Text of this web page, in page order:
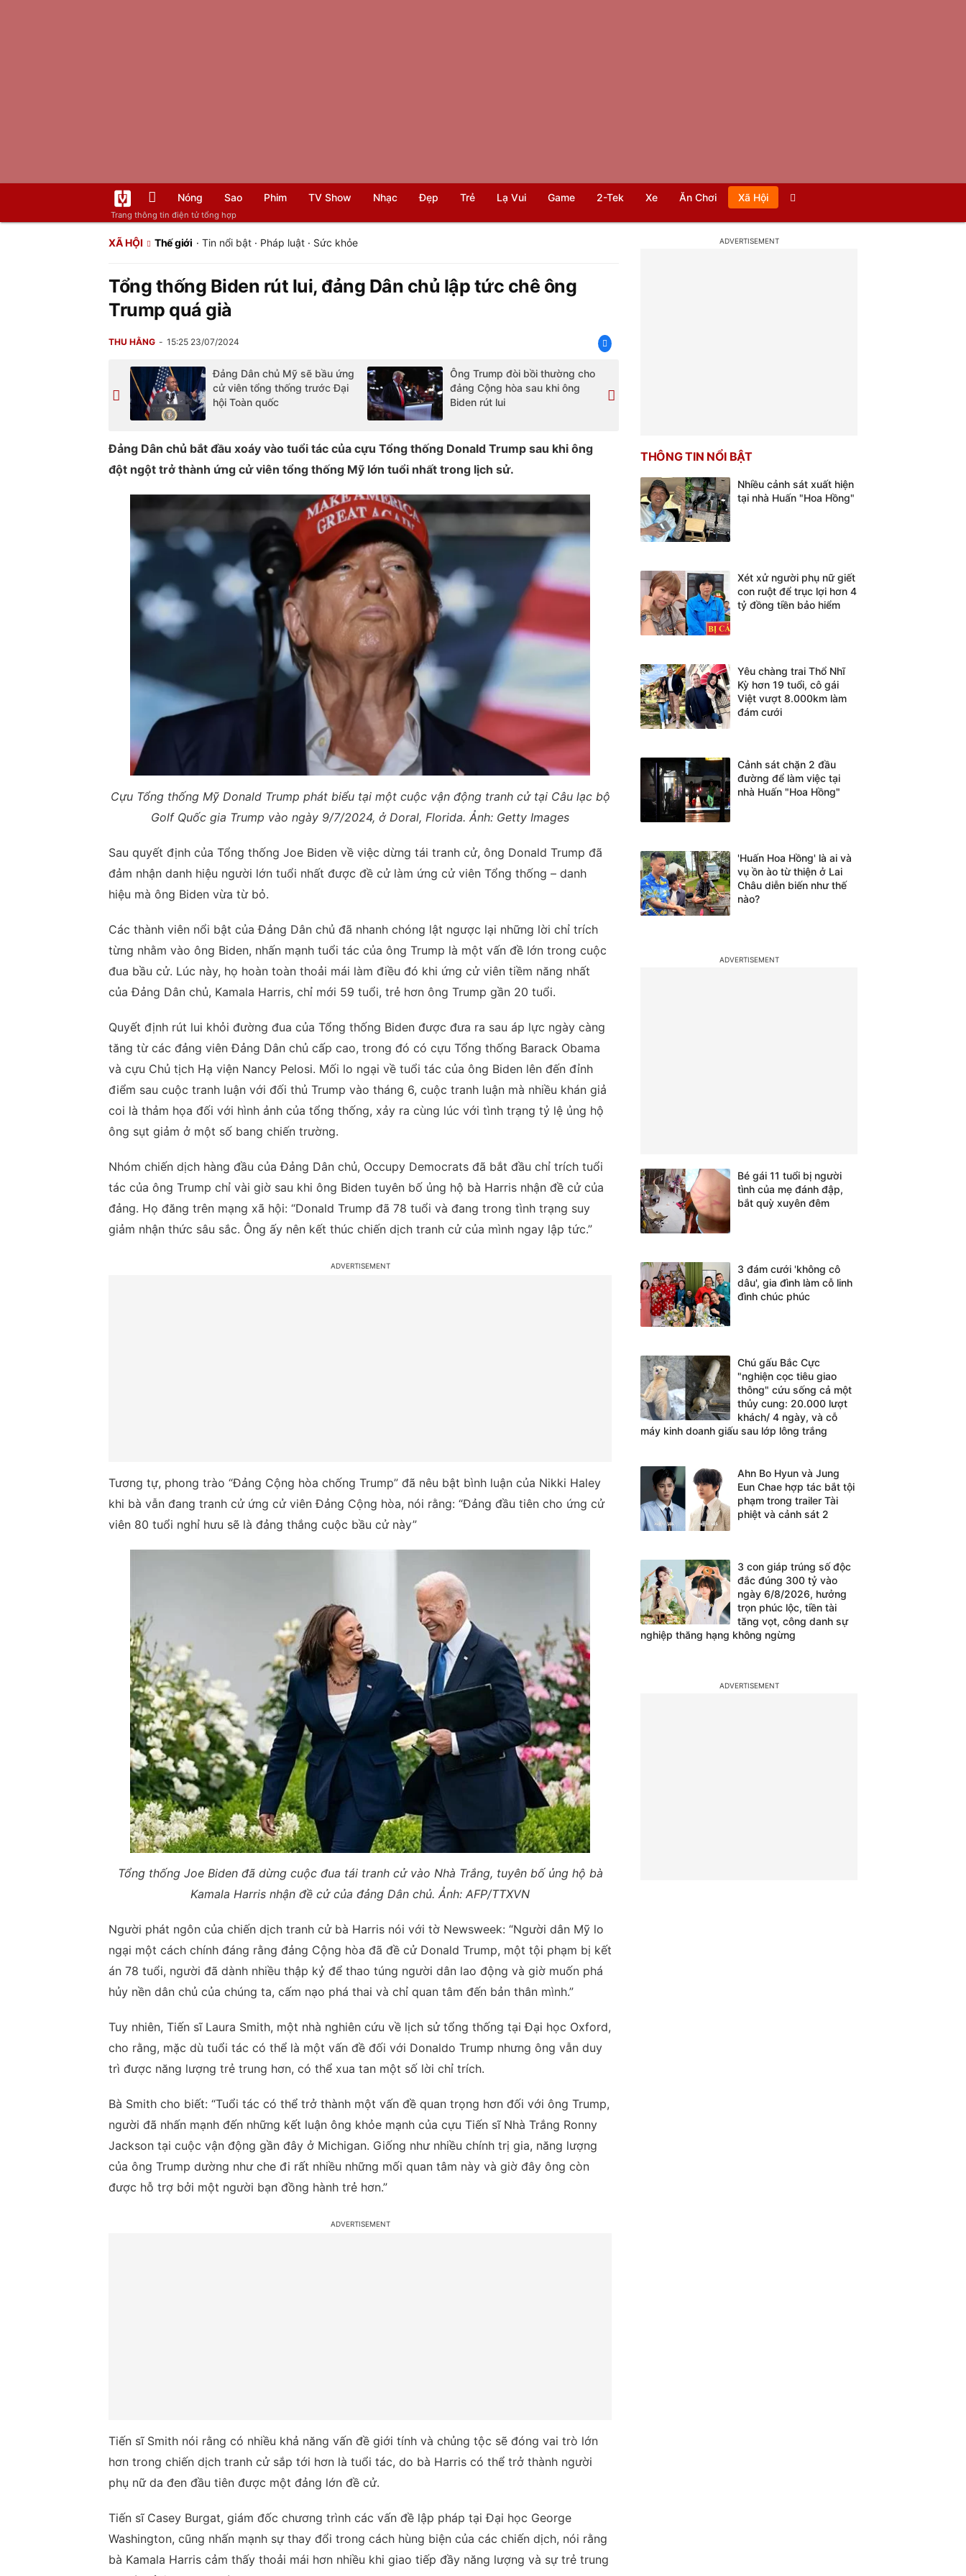
Trang thông tin điện tử tổng hợp
Nóng Sao Phim TV Show Nhạc Đẹp Trẻ Lạ Vui Game 2-Tek Xe Ăn Chơi Xã Hội
XÃ HỘI Thế giới · Tin nổi bật· Pháp luật· Sức khỏe
Tổng thống Biden rút lui, đảng Dân chủ lập tức chê ông
Trump quá già
THU HẰNG 15:25 23/07/2024
Đảng Dân chủ Mỹ sẽ bầu ứng
cử viên tổng thống trước Đại
hội Toàn quốc
Ông Trump đòi bồi thường cho
đảng Cộng hòa sau khi ông
Biden rút lui
Đảng Dân chủ bắt đầu xoáy vào tuổi tác của cựu Tổng thống Donald Trump sau khi ông
đột ngột trở thành ứng cử viên tổng thống Mỹ lớn tuổi nhất trong lịch sử.
Cựu Tổng thống Mỹ Donald Trump phát biểu tại một cuộc vận động tranh cử tại Câu lạc bộ
Golf Quốc gia Trump vào ngày 9/7/2024, ở Doral, Florida. Ảnh: Getty Images
Sau quyết định của Tổng thống Joe Biden về việc dừng tái tranh cử, ông Donald Trump đã
đảm nhận danh hiệu người lớn tuổi nhất được đề cử làm ứng cử viên Tổng thống – danh
hiệu mà ông Biden vừa từ bỏ.
Các thành viên nổi bật của Đảng Dân chủ đã nhanh chóng lật ngược lại những lời chỉ trích
từng nhằm vào ông Biden, nhấn mạnh tuổi tác của ông Trump là một vấn đề lớn trong cuộc
đua bầu cử. Lúc này, họ hoàn toàn thoải mái làm điều đó khi ứng cử viên tiềm năng nhất
của Đảng Dân chủ, Kamala Harris, chỉ mới 59 tuổi, trẻ hơn ông Trump gần 20 tuổi.
Quyết định rút lui khỏi đường đua của Tổng thống Biden được đưa ra sau áp lực ngày càng
tăng từ các đảng viên Đảng Dân chủ cấp cao, trong đó có cựu Tổng thống Barack Obama
và cựu Chủ tịch Hạ viện Nancy Pelosi. Mối lo ngại về tuổi tác của ông Biden lên đến đỉnh
điểm sau cuộc tranh luận với đối thủ Trump vào tháng 6, cuộc tranh luận mà nhiều khán giả
coi là thảm họa đối với hình ảnh của tổng thống, xảy ra cùng lúc với tình trạng tỷ lệ ủng hộ
ông sụt giảm ở một số bang chiến trường.
Nhóm chiến dịch hàng đầu của Đảng Dân chủ, Occupy Democrats đã bắt đầu chỉ trích tuổi
tác của ông Trump chỉ vài giờ sau khi ông Biden tuyên bố ủng hộ bà Harris nhận đề cử của
đảng. Họ đăng trên mạng xã hội: “Donald Trump đã 78 tuổi và đang trong tình trạng suy
giảm nhận thức sâu sắc. Ông ấy nên kết thúc chiến dịch tranh cử của mình ngay lập tức.”
Tương tự, phong trào “Đảng Cộng hòa chống Trump” đã nêu bật bình luận của Nikki Haley
khi bà vẫn đang tranh cử ứng cử viên Đảng Cộng hòa, nói rằng: “Đảng đầu tiên cho ứng cử
viên 80 tuổi nghỉ hưu sẽ là đảng thắng cuộc bầu cử này”
Tổng thống Joe Biden đã dừng cuộc đua tái tranh cử vào Nhà Trắng, tuyên bố ủng hộ bà
Kamala Harris nhận đề cử của đảng Dân chủ. Ảnh: AFP/TTXVN
Người phát ngôn của chiến dịch tranh cử bà Harris nói với tờ Newsweek: “Người dân Mỹ lo
ngại một cách chính đáng rằng đảng Cộng hòa đã đề cử Donald Trump, một tội phạm bị kết
án 78 tuổi, người đã dành nhiều thập kỷ để thao túng người dân lao động và giờ muốn phá
hủy nền dân chủ của chúng ta, cấm nạo phá thai và chỉ quan tâm đến bản thân mình.”
Tuy nhiên, Tiến sĩ Laura Smith, một nhà nghiên cứu về lịch sử tổng thống tại Đại học Oxford,
cho rằng, mặc dù tuổi tác có thể là một vấn đề đối với Donaldo Trump nhưng ông vẫn duy
trì được năng lượng trẻ trung hơn, có thể xua tan một số lời chỉ trích.
Bà Smith cho biết: “Tuổi tác có thể trở thành một vấn đề quan trọng hơn đối với ông Trump,
người đã nhấn mạnh đến những kết luận ông khỏe mạnh của cựu Tiến sĩ Nhà Trắng Ronny
Jackson tại cuộc vận động gần đây ở Michigan. Giống như nhiều chính trị gia, năng lượng
của ông Trump dường như che đi rất nhiều những mối quan tâm này và giờ đây ông còn
được hỗ trợ bởi một người bạn đồng hành trẻ hơn.”
Tiến sĩ Smith nói rằng có nhiều khả năng vấn đề giới tính và chủng tộc sẽ đóng vai trò lớn
hơn trong chiến dịch tranh cử sắp tới hơn là tuổi tác, do bà Harris có thể trở thành người
phụ nữ da đen đầu tiên được một đảng lớn đề cử.
Tiến sĩ Casey Burgat, giám đốc chương trình các vấn đề lập pháp tại Đại học George
Washington, cũng nhấn mạnh sự thay đổi trong cách hùng biện của các chiến dịch, nói rằng
bà Kamala Harris cảm thấy thoải mái hơn nhiều khi giao tiếp đầy năng lượng và sự trẻ trung
THÔNG TIN NỔI BẬT
Nhiều cảnh sát xuất hiện
tại nhà Huấn "Hoa Hồng"
Xét xử người phụ nữ giết
con ruột để trục lợi hơn 4
tỷ đồng tiền bảo hiểm
Yêu chàng trai Thổ Nhĩ
Kỳ hơn 19 tuổi, cô gái
Việt vượt 8.000km làm
đám cưới
Cảnh sát chặn 2 đầu
đường để làm việc tại
nhà Huấn "Hoa Hồng"
'Huấn Hoa Hồng' là ai và
vụ ồn ào từ thiện ở Lai
Châu diễn biến như thế
nào?
Bé gái 11 tuổi bị người
tình của mẹ đánh đập,
bắt quỳ xuyên đêm
3 đám cưới 'không cô
dâu', gia đình làm cỗ linh
đình chúc phúc
Chú gấu Bắc Cực
"nghiện cọc tiêu giao
thông" cứu sống cả một
thủy cung: 20.000 lượt
khách/ 4 ngày, và cỗ
máy kinh doanh giấu sau lớp lông trắng
Ahn Bo Hyun và Jung
Eun Chae hợp tác bắt tội
phạm trong trailer Tài
phiệt và cảnh sát 2
3 con giáp trúng số độc
đắc đúng 300 tỷ vào
ngày 6/8/2026, hưởng
trọn phúc lộc, tiền tài
tăng vọt, công danh sự
nghiệp thăng hạng không ngừng